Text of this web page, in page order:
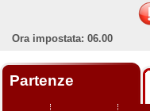
Ora impostata: 06.00
Partenze